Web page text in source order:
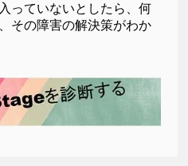
っていないとしたら、何
その障害の解決策がわか